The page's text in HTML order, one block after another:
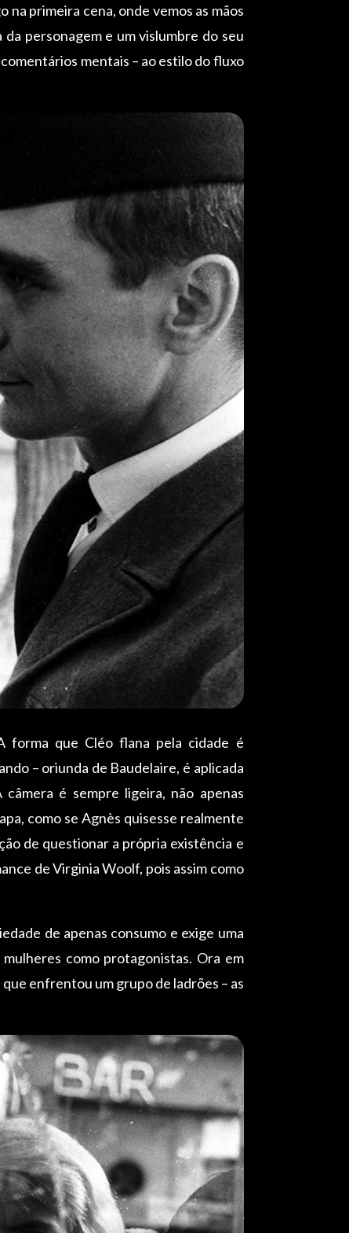
na primeira cena, onde vemos as mãos
personagem e um vislumbre do seu
mentais – ao estilo do fluxo
forma que Cléo flana pela cidade é
– oriunda de Baudelaire, é aplicada
é sempre ligeira, não apenas
como se Agnès quisesse realmente
de questionar a própria existência e
de Virginia Woolf, pois assim como
de apenas consumo e exige uma
como protagonistas. Ora em
enfrentou um grupo de ladrões – as